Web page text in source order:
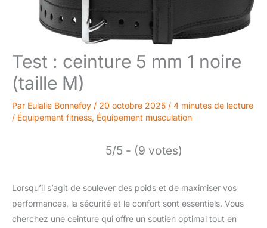
Test : ceinture 5 mm 1 noire
(taille M)
Par Eulalie Bonnefoy / 20 octobre 2025 / 4 minutes de lecture
/ Équipement fitness, Équipement musculation
5/5 - (9 votes)
Lorsqu’il s’agit de soulever des poids et de maximiser vos
performances, la sécurité et le confort sont essentiels. Vous
cherchez une ceinture qui offre un soutien optimal tout en